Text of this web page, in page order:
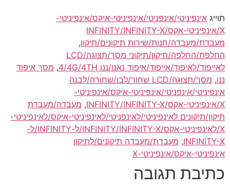
תוייג אינפיניטי/אינפניטי/אינפיניטי-איקס/אינפיניטי-
X/אינפיניטי-אקס/INFINITY/INFINITY-X
מעבדת/מעבדה/חנות/שירות תיקונים/תיקון,
החלפת/החלפה/תיקון/תיקוני מסך/תצוגה/LCD
לאייפוד/לאיפוד/אייפוד/איפוד נאנו/ננו 4/4G/4TH
, מסך איפוד
ננו,
מסך/תצוגה/LCD שחור/לבן/שחורה/לבנה
אינפיניטי/אינפניטי/אינפיניטי-איקס/אינפיניטי-
X/אינפיניטי-אקס/INFINITY/INFINITY-X
, מעבדה/מעבדת
תיקון/תיקונים לאינפיניטי/לאינפניטי/לאינפיניטי-איקס/לאינפיניטי-
X/לאינפיניטי-אקס/INFINITY/INFINITY-X/ל-INFINITY/ל-
INFINITY-X
, מעבדת/מעבדה תיקונים/לתיקון
אינפיניטי-איקס/אינפיניטי-X
כתיבת תגובה